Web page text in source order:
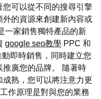
可以從不同的搜尋引擎
的資源來創建新內容或
一家銷售獨特產品的新
google seo教學 PPC 和
即時銷售，同時建立您
廣您的品牌。 隨著時
熟，您可以將注意力更
作原理是對與您的業務